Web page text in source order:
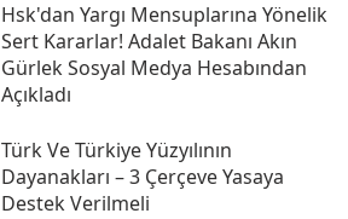
Hsk'dan Yargı Mensuplarına Yönelik
Sert Kararlar! Adalet Bakanı Akın
Gürlek Sosyal Medya Hesabından
Açıkladı
Türk Ve Türkiye Yüzyılının
Dayanakları – 3 Çerçeve Yasaya
Destek Verilmeli